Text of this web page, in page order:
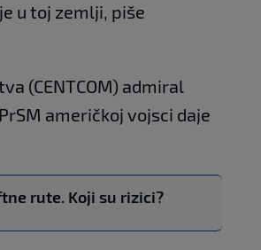
u toj zemlji, piše
(CENTCOM) admiral
američkoj vojsci daje
rute. Koji su rizici?